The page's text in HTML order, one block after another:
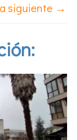
siguiente →